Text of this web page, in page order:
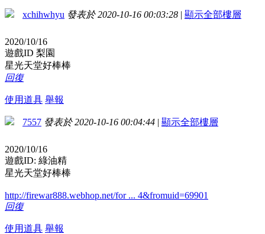
xchihwhyu 發表於 2020-10-16 00:03:28 | 顯示全部樓層
2020/10/16
遊戲ID 梨園
星光天堂好棒棒
回復
使用道具 舉報
7557 發表於 2020-10-16 00:04:44 | 顯示全部樓層
2020/10/16
遊戲ID: 綠油精
星光天堂好棒棒
http://firewar888.webhop.net/for ... 4&fromuid=69901
回復
使用道具 舉報